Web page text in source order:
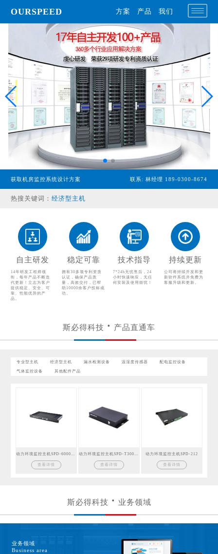
OURSPEED 方案 产品 我们
获取机房监控系统设计方案 联系: 林经理 189-0300-8674
热搜关键词：经济型主机
温湿度传感器
配电监控设备
气体监控设备
其他配件产品
自主研发
14年研发工程师领
衔，每年产品不断迭
代更新！立志为客户
提供稳定、安全、可
靠、性能优异的产
品。
稳定可靠
拥有30多项专利资质
认证，确保产品质
量，高效交付，已帮
助10000余客户投标成
功。
技术指导
7*24h无忧售后，24
小时快速响应，无任
何安装及使用烦忧！
持续更新
公司将持续开发和更
新软件系统并免费为
客服升级和更新。
斯必得科技 产品直通车
专业型主机 经济型主机 漏水检测设备 温湿度传感器 配电监控设备
气体监控设备 其他配件产品
查看详情 查看详情
动力环境监控主机SPD-212
查看详情
斯必得科技 业务领域
业务领域
Business area